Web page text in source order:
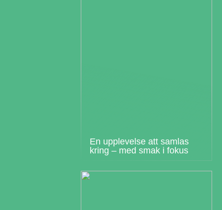
En upplevelse att samlas
kring – med smak i fokus